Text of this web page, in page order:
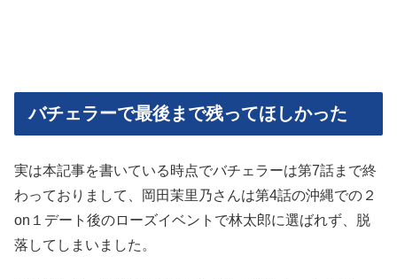
バチェラーで最後まで残ってほしかった
実は本記事を書いている時点でバチェラーは第7話まで終
わっておりまして、岡田茉里乃さんは第4話の沖縄での２
on１デート後のローズイベントで林太郎に選ばれず、脱
落してしまいました。